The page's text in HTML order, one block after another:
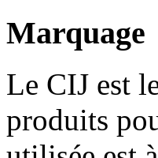
Marquage
Le CIJ est
produits